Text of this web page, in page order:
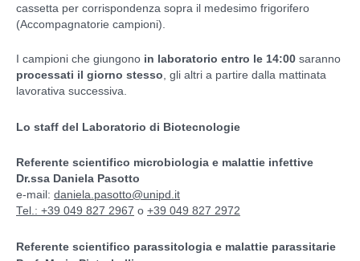
cassetta per corrispondenza sopra il medesimo frigorifero
(Accompagnatorie campioni).
I campioni che giungono in laboratorio entro le 14:00 saranno
processati il giorno stesso, gli altri a partire dalla mattinata
lavorativa successiva.
Lo staff del Laboratorio di Biotecnologie
Referente scientifico microbiologia e malattie infettive
Dr.ssa Daniela Pasotto
e-mail: daniela.pasotto@unipd.it
Tel.: +39 049 827 2967 o +39 049 827 2972
Referente scientifico parassitologia e malattie parassitarie